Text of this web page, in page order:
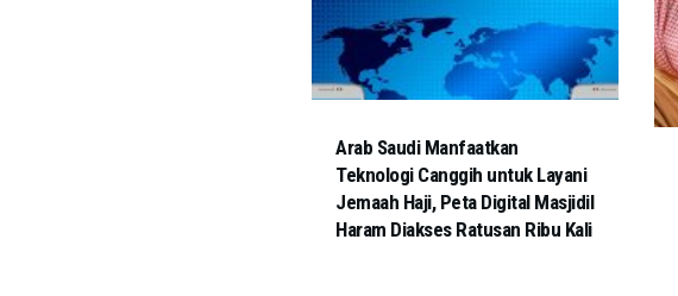
Arab Saudi Manfaatkan
Teknologi Canggih untuk Layani
Jemaah Haji, Peta Digital Masjidil
Haram Diakses Ratusan Ribu Kali